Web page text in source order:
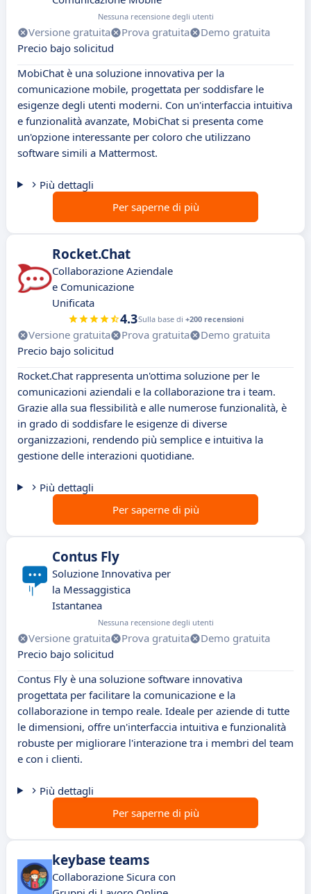
Nessuna recensione degli utenti
Versione gratuita Prova gratuita
Demo gratuita
Precio bajo solicitud
MobiChat è una soluzione innovativa per la
comunicazione mobile, progettata per soddisfare le
esigenze degli utenti moderni. Con un'interfaccia intuitiva
e funzionalità avanzate, MobiChat si presenta come
un'opzione interessante per coloro che utilizzano
software simili a Mattermost.
Più dettagli
Per saperne di più
Rocket.Chat
Collaborazione Aziendale
e Comunicazione
Unificata
4.3Sulla base di +200 recensioni
Versione gratuita Prova gratuita
Demo gratuita
Precio bajo solicitud
Rocket.Chat rappresenta un'ottima soluzione per le
comunicazioni aziendali e la collaborazione tra i team.
Grazie alla sua flessibilità e alle numerose funzionalità, è
in grado di soddisfare le esigenze di diverse
organizzazioni, rendendo più semplice e intuitiva la
gestione delle interazioni quotidiane.
Più dettagli
Per saperne di più
Contus Fly
Soluzione Innovativa per
la Messaggistica
Istantanea
Nessuna recensione degli utenti
Versione gratuita Prova gratuita
Demo gratuita
Precio bajo solicitud
Contus Fly è una soluzione software innovativa
progettata per facilitare la comunicazione e la
collaborazione in tempo reale. Ideale per aziende di tutte
le dimensioni, offre un'interfaccia intuitiva e funzionalità
robuste per migliorare l'interazione tra i membri del team
e con i clienti.
Più dettagli
Per saperne di più
keybase teams
Collaborazione Sicura con